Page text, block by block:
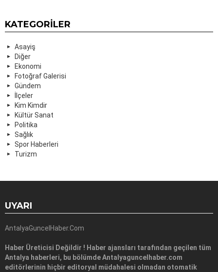
KATEGORILER
Asayiş
Diğer
Ekonomi
Fotoğraf Galerisi
Gündem
İlçeler
Kim Kimdir
Kültür Sanat
Politika
Sağlık
Spor Haberleri
Turizm
UYARI
AntalyaGuncelHaber.Com
Haber Üreticisi Değildir ! Haber ajansları tarafından geçilen tüm
Antalya haberleri, bu bölümde Antalyaguncelhaber.com
editörlerinin hiçbir editoryal müdahalesi olmadan otomatik